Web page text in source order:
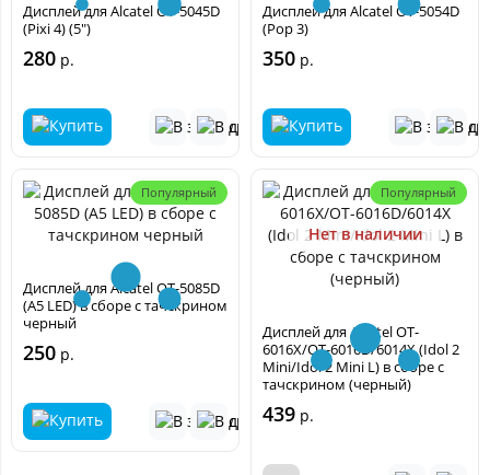
Дисплей для Alcatel OT-5045D
(Pixi 4) (5")
280 р.
Дисплей для Alcatel OT-5054D
(Pop 3)
350 р.
Популярный
Дисплей для Alcatel OT-5085D
(A5 LED) в сборе с тачскрином
черный
250 р.
Популярный
Нет в наличии
Дисплей для Alcatel OT-
6016X/OT-6016D/6014X (Idol 2
Mini/Idol 2 Mini L) в сборе с
тачскрином (черный)
439 р.